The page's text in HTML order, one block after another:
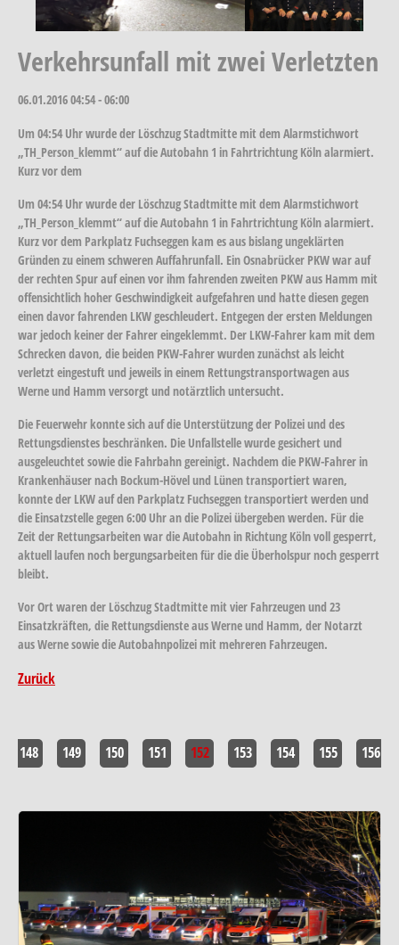
Verkehrsunfall mit zwei Verletzten
06.01.201604:54 - 06:00
Um 04:54 Uhr wurde der Löschzug Stadtmitte mit dem Alarmstichwort
„TH_Person_klemmt“ auf die Autobahn 1 in Fahrtrichtung Köln alarmiert.
Kurz vor dem
Um 04:54 Uhr wurde der Löschzug Stadtmitte mit dem Alarmstichwort
„TH_Person_klemmt“ auf die Autobahn 1 in Fahrtrichtung Köln alarmiert.
Kurz vor dem Parkplatz Fuchseggen kam es aus bislang ungeklärten
Gründen zu einem schweren Auffahrunfall. Ein Osnabrücker PKW war auf
der rechten Spur auf einen vor ihm fahrenden zweiten PKW aus Hamm mit
offensichtlich hoher Geschwindigkeit aufgefahren und hatte diesen gegen
einen davor fahrenden LKW geschleudert. Entgegen der ersten Meldungen
war jedoch keiner der Fahrer eingeklemmt. Der LKW-Fahrer kam mit dem
Schrecken davon, die beiden PKW-Fahrer wurden zunächst als leicht
verletzt eingestuft und jeweils in einem Rettungstransportwagen aus
Werne und Hamm versorgt und notärztlich untersucht.
Die Feuerwehr konnte sich auf die Unterstützung der Polizei und des
Rettungsdienstes beschränken. Die Unfallstelle wurde gesichert und
ausgeleuchtet sowie die Fahrbahn gereinigt. Nachdem die PKW-Fahrer in
Krankenhäuser nach Bockum-Hövel und Lünen transportiert waren,
konnte der LKW auf den Parkplatz Fuchseggen transportiert werden und
die Einsatzstelle gegen 6:00 Uhr an die Polizei übergeben werden. Für die
Zeit der Rettungsarbeiten war die Autobahn in Richtung Köln voll gesperrt,
aktuell laufen noch bergungsarbeiten für die die Überholspur noch gesperrt
bleibt.
Vor Ort waren der Löschzug Stadtmitte mit vier Fahrzeugen und 23
Einsatzkräften, die Rettungsdienste aus Werne und Hamm, der Notarzt
aus Werne sowie die Autobahnpolizei mit mehreren Fahrzeugen.
Zurück
148 149 150 151 152 153 154 155 156